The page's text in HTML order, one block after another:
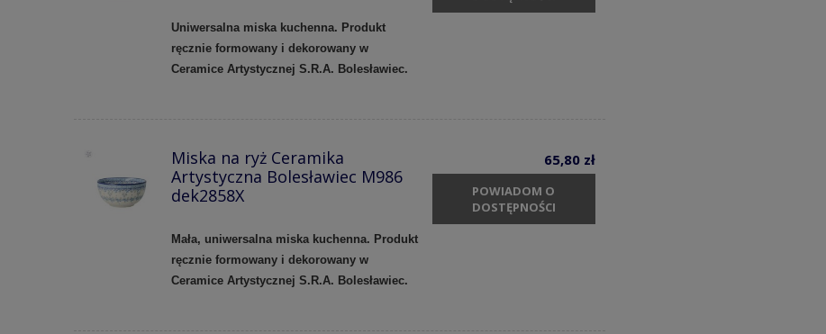
Uniwersalna miska kuchenna. Produkt
ręcznie formowany i dekorowany w
Ceramice Artystycznej S.R.A. Bolesławiec.
Miska na ryż Ceramika
Artystyczna Bolesławiec M986
dek2858X
Mała, uniwersalna miska kuchenna. Produkt
ręcznie formowany i dekorowany w
Ceramice Artystycznej S.R.A. Bolesławiec.
65,80 zł
POWIADOM O
DOSTĘPNOŚCI